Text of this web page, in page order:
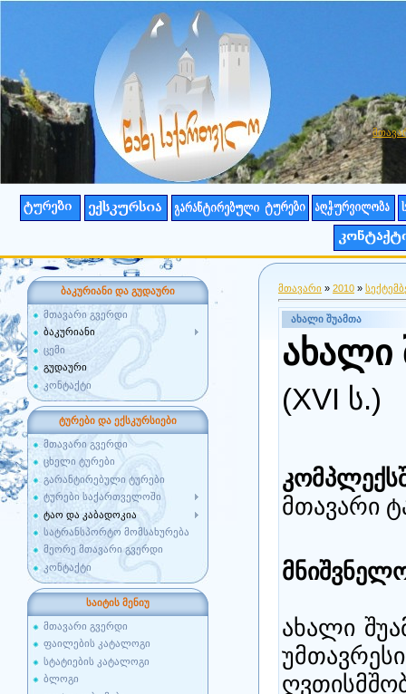
ბაკურიანი და გუდაური
მთავარი გვერდი
ბაკურიანი
ცემი
გუდაური
კონტაქტი
ტურები და ექსკურსიები
მთავარი გვერდი
ცხელი ტურები
გარანტირებული ტურები
ტურები საქართველოში
ტაო და კაბადოკია
სატრანსპორტო მომსახურება
მეორე მთავარი გვერდი
კონტაქტი
საიტის მენიუ
მთავარი გვერდი
ფაილების კატალოგი
სტატიების კატალოგი
ბლოგი
მთავარი » 2010 »
ახალი შუამთა
ახალი
(XVI ს.)
მთავარი
ახალი